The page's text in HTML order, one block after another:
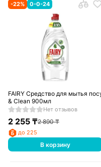
-22% 0-0-24
FAIRY Средство для мытья
& Clean 900мл
Нет отзывов
2 255₸2 890₸
до 225
В корзину